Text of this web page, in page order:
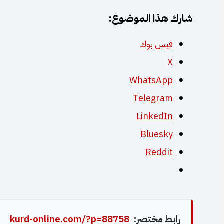
شارك هذا الموضوع:
فيس بوك
X
WhatsApp
Telegram
LinkedIn
Bluesky
Reddit
رابط مختصر: kurd-online.com/?p=88758